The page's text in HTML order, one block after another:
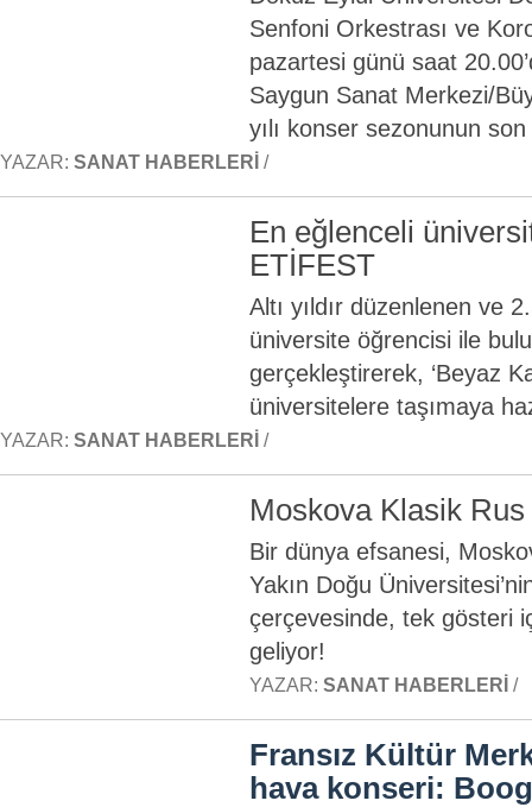
Senfoni Orkestrası ve
pazartesi günü saat
Saygun Sanat Merkezi/
yılı konser sezonunun
YAZAR: SANAT HABERLERI /
En eğlenceli
ETİFEST
Altı yıldır düzenlenen ve
üniversite öğrencisi ile
gerçekleştirerek, ‘Beyaz
üniversitelere taşımaya
YAZAR: SANAT HABERLERI /
Moskova Klasik Rus
Bir dünya efsanesi,
Yakın Doğu
çerçevesinde, tek gösteri
geliyor!
YAZAR: SANAT HABERLERI /
Fransız Kültür
hava konseri: